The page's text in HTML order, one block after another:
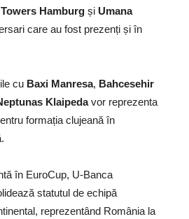
Hamburg și Umana
care au fost prezenți și în
cu Baxi Manresa, Bahcesehir
Klaipedavor reprezenta
formația clujeană în
în EuroCup, U-Banca
statutul de echipă
reprezentând România la